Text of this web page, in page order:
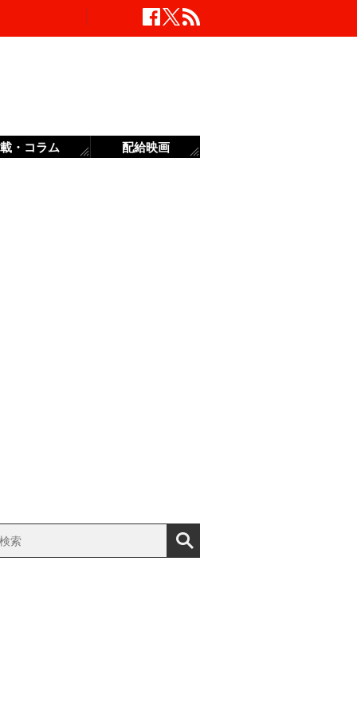
・コラム 配給映画